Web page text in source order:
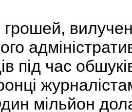
під час
мільйон